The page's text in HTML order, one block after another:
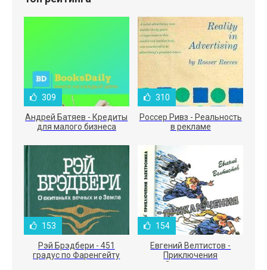
309
Андрей Батяев - Кредиты
для малого бизнеса
310
Россер Ривз - Реальность
в рекламе
153
Рэй Брэдбери - 451
градус по Фаренгейту
154
Евгений Велтистов -
Приключения
Электроника